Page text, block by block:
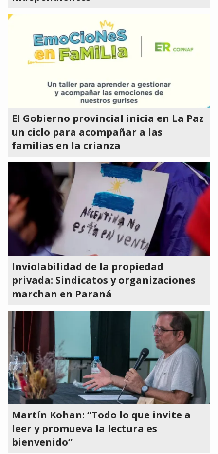
El Gobierno provincial inicia en La Paz
un ciclo para acompañar a las
familias en la crianza
Inviolabilidad de la propiedad
privada: Sindicatos y organizaciones
marchan en Paraná
Martín Kohan: “Todo lo que invite a
leer y promueva la lectura es
bienvenido”